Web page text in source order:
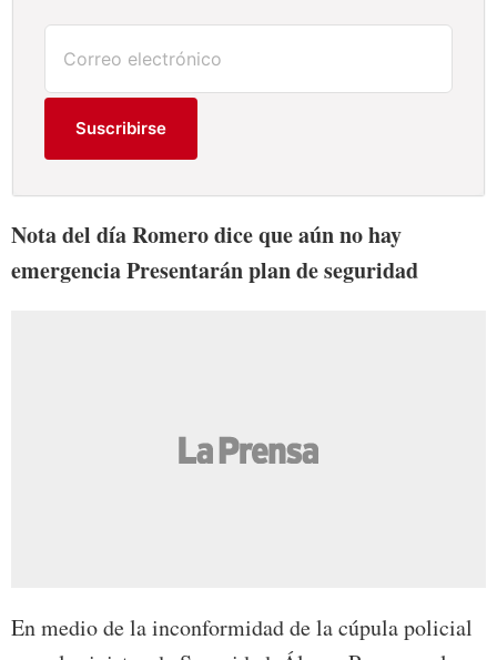
Suscribirse
Nota del día Romero dice que aún no hay
emergencia Presentarán plan de seguridad
En medio de la inconformidad de la cúpula policial